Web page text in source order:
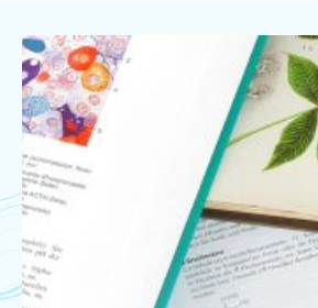
Nährstoff-Lexikon